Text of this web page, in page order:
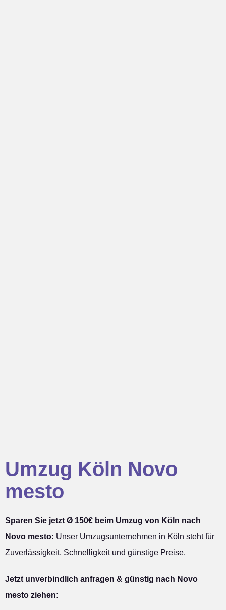
Umzug Köln Novo
mesto
Sparen Sie jetzt Ø 150€ beim Umzug von Köln nach
Novo mesto: Unser Umzugsunternehmen in Köln steht für
Zuverlässigkeit, Schnelligkeit und günstige Preise.
Jetzt unverbindlich anfragen & günstig nach Novo
mesto ziehen: